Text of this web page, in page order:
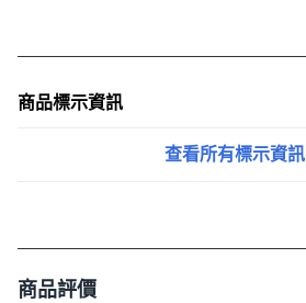
商品標示資訊
查看所有標示資訊
商品評價